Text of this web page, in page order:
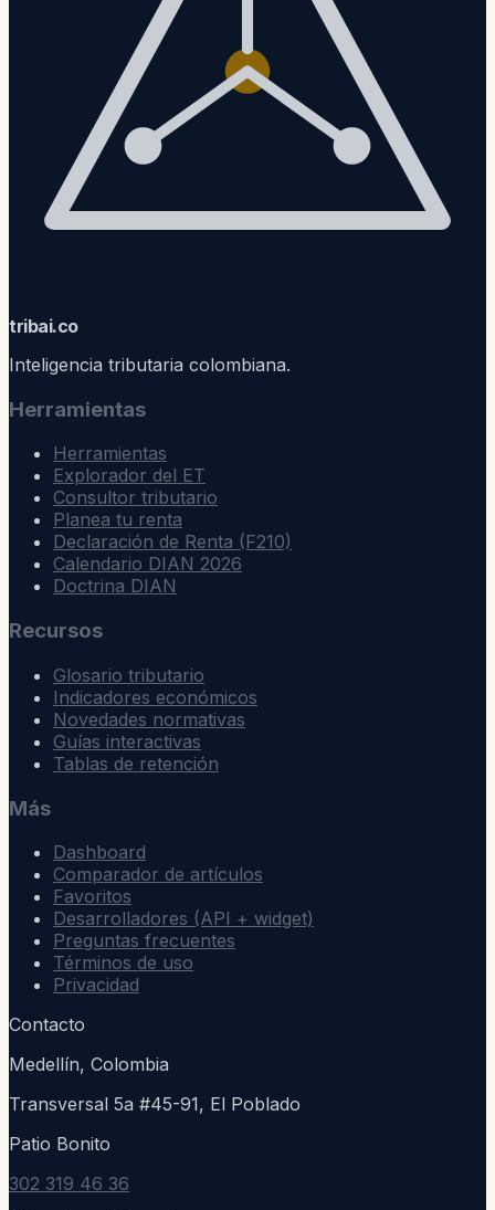
tribai.co
Inteligencia tributaria colombiana.
Herramientas
Herramientas
Explorador del ET
Consultor tributario
Planea tu renta
Declaración de Renta (F210)
Calendario DIAN 2026
Doctrina DIAN
Recursos
Glosario tributario
Indicadores económicos
Novedades normativas
Guías interactivas
Tablas de retención
Más
Dashboard
Comparador de artículos
Favoritos
Desarrolladores (API + widget)
Preguntas frecuentes
Términos de uso
Privacidad
Contacto
Medellín, Colombia
Transversal 5a #45-91, El Poblado
Patio Bonito
302 319 46 36